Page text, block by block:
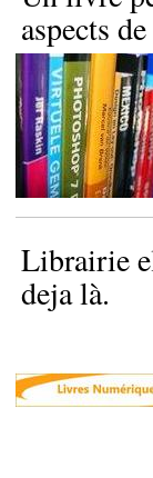
aspects
Librairie
deja là.